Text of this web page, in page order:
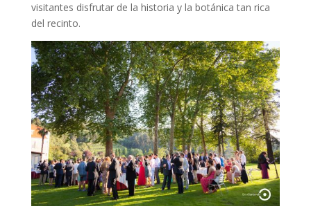
visitantes disfrutar de la historia y la botánica tan rica
del recinto.